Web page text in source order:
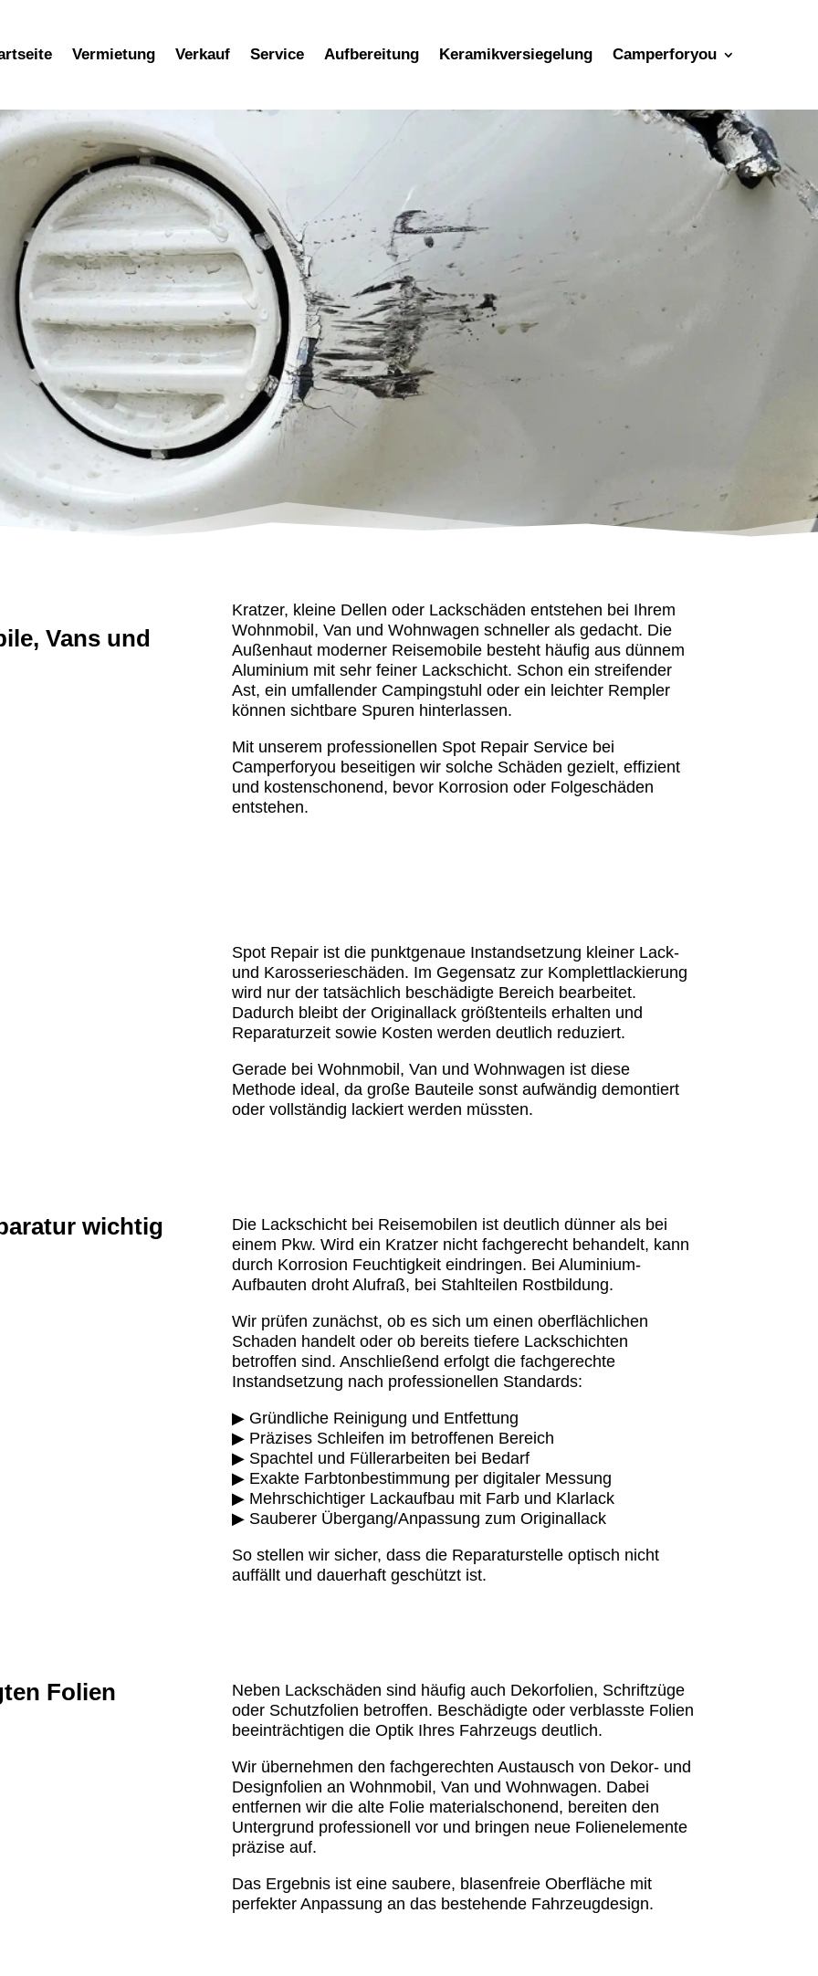
Vermietung Verkauf Service Aufbereitung Keramikversiegelung Camperforyou
Vans und
Kratzer, kleine Dellen oder Lackschäden entstehen bei Ihrem
Wohnmobil, Van und Wohnwagen schneller als gedacht. Die
Außenhaut moderner Reisemobile besteht häufig aus dünnem
Aluminium mit sehr feiner Lackschicht. Schon ein streifender
Ast, ein umfallender Campingstuhl oder ein leichter Rempler
können sichtbare Spuren hinterlassen.
Mit unserem professionellen Spot Repair Service bei
Camperforyou beseitigen wir solche Schäden gezielt, effizient
und kostenschonend, bevor Korrosion oder Folgeschäden
entstehen.
Spot Repair ist die punktgenaue Instandsetzung kleiner Lack-
und Karosserieschäden. Im Gegensatz zur Komplettlackierung
wird nur der tatsächlich beschädigte Bereich bearbeitet.
Dadurch bleibt der Originallack größtenteils erhalten und
Reparaturzeit sowie Kosten werden deutlich reduziert.
Gerade bei Wohnmobil, Van und Wohnwagen ist diese
Methode ideal, da große Bauteile sonst aufwändig demontiert
oder vollständig lackiert werden müssten.
wichtig
Die Lackschicht bei Reisemobilen ist deutlich dünner als bei
einem Pkw. Wird ein Kratzer nicht fachgerecht behandelt, kann
durch Korrosion Feuchtigkeit eindringen. Bei Aluminium-
Aufbauten droht Alufraß, bei Stahlteilen Rostbildung.
Wir prüfen zunächst, ob es sich um einen oberflächlichen
Schaden handelt oder ob bereits tiefere Lackschichten
betroffen sind. Anschließend erfolgt die fachgerechte
Instandsetzung nach professionellen Standards:
▶ Gründliche Reinigung und Entfettung
▶ Präzises Schleifen im betroffenen Bereich
▶ Spachtel und Füllerarbeiten bei Bedarf
▶ Exakte Farbtonbestimmung per digitaler Messung
▶ Mehrschichtiger Lackaufbau mit Farb und Klarlack
▶ Sauberer Übergang/Anpassung zum Originallack
So stellen wir sicher, dass die Reparaturstelle optisch nicht
auffällt und dauerhaft geschützt ist.
Folien
Neben Lackschäden sind häufig auch Dekorfolien, Schriftzüge
oder Schutzfolien betroffen. Beschädigte oder verblasste Folien
beeinträchtigen die Optik Ihres Fahrzeugs deutlich.
Wir übernehmen den fachgerechten Austausch von Dekor- und
Designfolien an Wohnmobil, Van und Wohnwagen. Dabei
entfernen wir die alte Folie materialschonend, bereiten den
Untergrund professionell vor und bringen neue Folienelemente
präzise auf.
Das Ergebnis ist eine saubere, blasenfreie Oberfläche mit
perfekter Anpassung an das bestehende Fahrzeugdesign.